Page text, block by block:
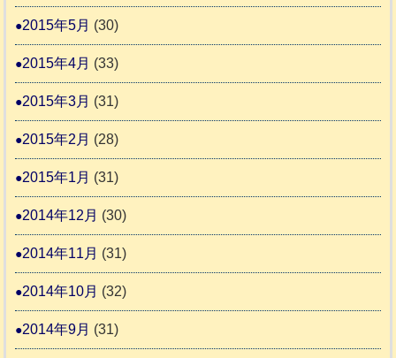
2015年5月 (30)
2015年4月 (33)
2015年3月 (31)
2015年2月 (28)
2015年1月 (31)
2014年12月 (30)
2014年11月 (31)
2014年10月 (32)
2014年9月 (31)